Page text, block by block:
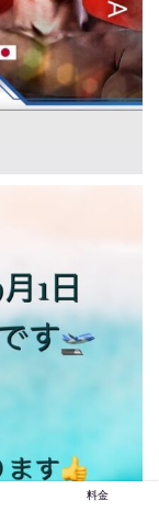
料金